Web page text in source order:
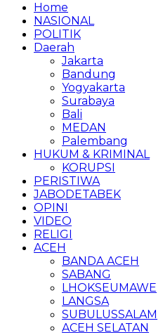
Home
NASIONAL
POLITIK
Daerah
Jakarta
Bandung
Yogyakarta
Surabaya
Bali
MEDAN
Palembang
HUKUM & KRIMINAL
KORUPSI
PERISTIWA
JABODETABEK
OPINI
VIDEO
RELIGI
ACEH
BANDA ACEH
SABANG
LHOKSEUMAWE
LANGSA
SUBULUSSALAM
ACEH SELATAN